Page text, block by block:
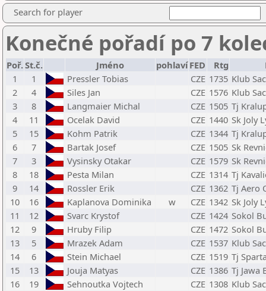
Search for player
Konečné pořadí po 7
Poř.St.č. Jméno pohlaví FED Rtg
1
1 Pressler Tobias CZE 1735 Klub
2
4 Siles Jan CZE 1576 Klub
3
8 Langmaier Michal CZE 1505 Tj
4
11 Ocelak David CZE 1440 Sk Joly
5
15 Kohm Patrik CZE 1344 Tj
6
7 Bartak Josef CZE 1505 Sk
7
3 Vysinsky Otakar CZE 1579 Sk
8
18 Pesta Milan CZE 1314 Tj
9
14 Rossler Erik CZE 1362 Tj Aero
10
16 Kaplanova Dominika w CZE 1342 Sk Joly
11
12 Svarc Krystof CZE 1424 Sokol
12
9 Hruby Filip CZE 1472 Sokol
13
5 Mrazek Adam CZE 1537 Klub
14
6 Stein Michael CZE 1519 Tj
15
13 Jouja Matyas CZE 1386 Tj Jawa
16
19 Sehnoutka Vojtech CZE 1308 Klub